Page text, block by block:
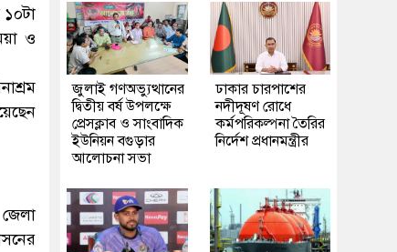
ও
জুলাই গণঅভ্যুত্থানের
দ্বিতীয় বর্ষ উপলক্ষে
প্রেসক্লাব ও সাংবাদিক
ইউনিয়ন বগুড়ার
আলোচনা সভা
ঢাকার চারপাশের
নদীদূষণ রোধে
কর্মপরিকল্পনা তৈরির
নির্দেশ প্রধানমন্ত্রীর